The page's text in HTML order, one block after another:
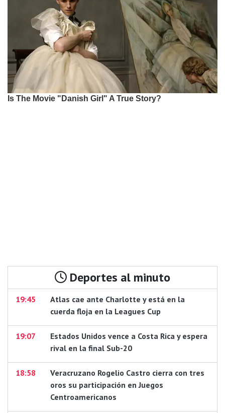
Deportes al minuto
19:45
Atlas cae ante Charlotte y está en la
cuerda floja en la Leagues Cup
19:07
Estados Unidos vence a Costa Rica y espera
rival en la final Sub-20
18:58
Veracruzano Rogelio Castro cierra con tres
oros su participación en Juegos
Centroamericanos